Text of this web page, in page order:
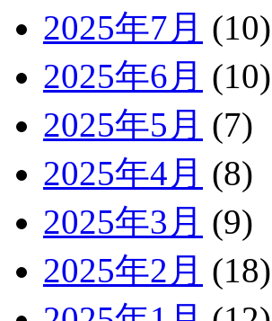
2025年7月 (10)
2025年6月 (10)
2025年5月 (7)
2025年4月 (8)
2025年3月 (9)
2025年2月 (18)